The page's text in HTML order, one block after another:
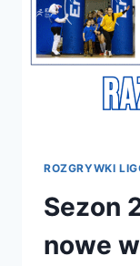
ROZGRYWKI
Sezon
nowe